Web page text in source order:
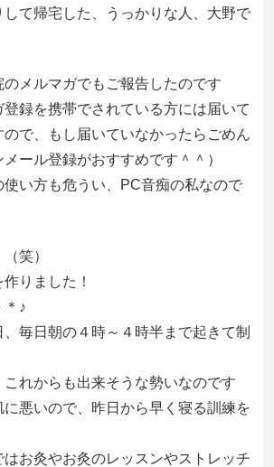
して帰宅した、うっかりな人、大野で
のメルマガでもご報告したのです
録を携帯でされている方には届いて
で、もし届いていなかったらごめん
ール登録がおすすめです＾＾）
使い方も危うい、PC音痴の私なので
笑）
りました！
＊♪
毎日朝の４時～４時半まで起きて制
れからも出来そうな勢いなのです
悪いので、昨日から早く寝る訓練を
お灸やお灸のレッスンやストレッチ